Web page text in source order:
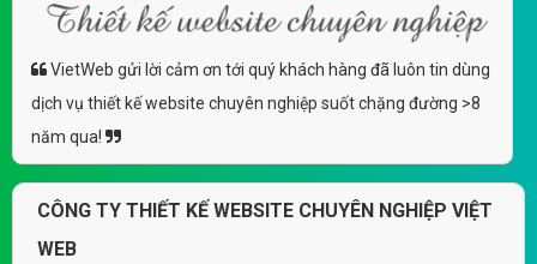
VietWeb gửi lời cảm ơn tới quý khách hàng đã luôn tin dùng
dịch vụ thiết kế website chuyên nghiệp suốt chặng đường >8
năm qua!
CÔNG TY THIẾT KẾ WEBSITE CHUYÊN NGHIỆP VIỆT
WEB